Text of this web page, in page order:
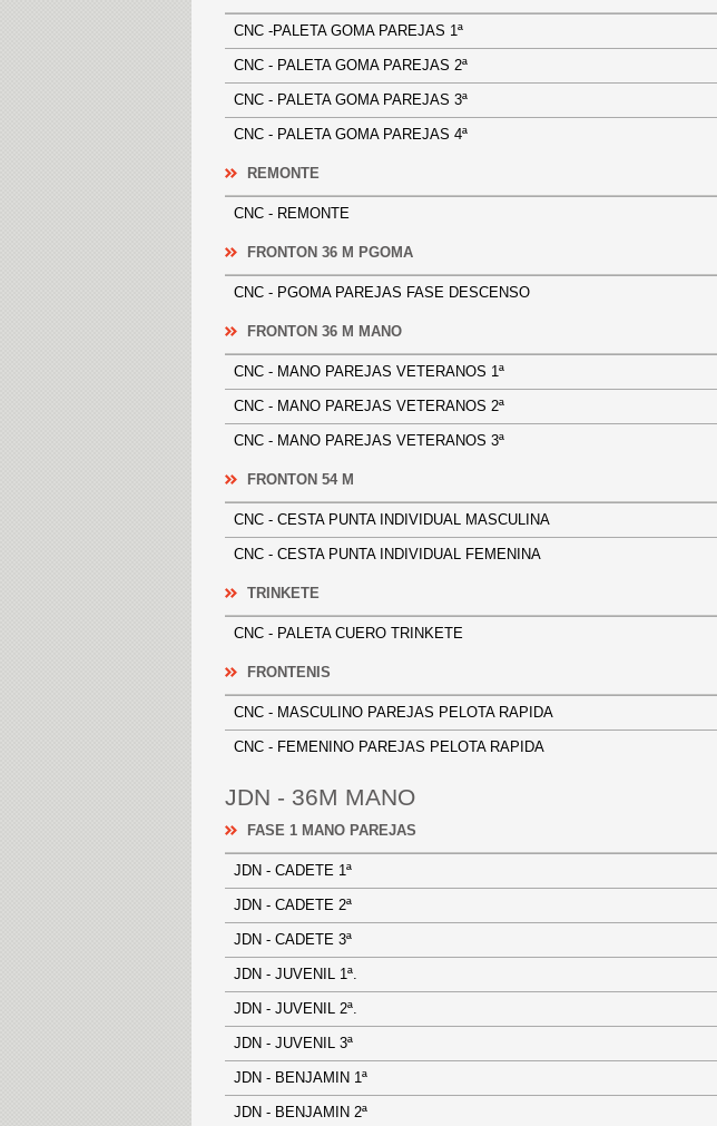
CNC -PALETA GOMA PAREJAS 1ª
CNC - PALETA GOMA PAREJAS 2ª
CNC - PALETA GOMA PAREJAS 3ª
CNC - PALETA GOMA PAREJAS 4ª
REMONTE
CNC - REMONTE
FRONTON 36 M PGOMA
CNC - PGOMA PAREJAS FASE DESCENSO
FRONTON 36 M MANO
CNC - MANO PAREJAS VETERANOS 1ª
CNC - MANO PAREJAS VETERANOS 2ª
CNC - MANO PAREJAS VETERANOS 3ª
FRONTON 54 M
CNC - CESTA PUNTA INDIVIDUAL MASCULINA
CNC - CESTA PUNTA INDIVIDUAL FEMENINA
TRINKETE
CNC - PALETA CUERO TRINKETE
FRONTENIS
CNC - MASCULINO PAREJAS PELOTA RAPIDA
CNC - FEMENINO PAREJAS PELOTA RAPIDA
JDN - 36M MANO
FASE 1 MANO PAREJAS
JDN - CADETE 1ª
JDN - CADETE 2ª
JDN - CADETE 3ª
JDN - JUVENIL 1ª.
JDN - JUVENIL 2ª.
JDN - JUVENIL 3ª
JDN - BENJAMIN 1ª
JDN - BENJAMIN 2ª